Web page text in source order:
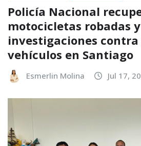
Policía Nacional
motocicletas robadas
investigaciones contra
vehículos en Santiago
Esmerlin Molina Jul 17,